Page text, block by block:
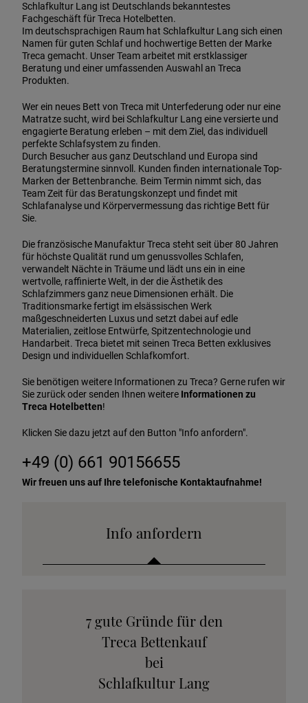
Schlafkultur Lang ist Deutschlands bekanntestes
Fachgeschäft für Treca Hotelbetten.
Im deutschsprachigen Raum hat Schlafkultur Lang sich einen
Namen für guten Schlaf und hochwertige Betten der Marke
Treca gemacht. Unser Team arbeitet mit erstklassiger
Beratung und einer umfassenden Auswahl an Treca
Produkten.
Wer ein neues Bett von Treca mit Unterfederung oder nur eine
Matratze sucht, wird bei Schlafkultur Lang eine versierte und
engagierte Beratung erleben – mit dem Ziel, das individuell
perfekte Schlafsystem zu finden.
Durch Besucher aus ganz Deutschland und Europa sind
Beratungstermine sinnvoll. Kunden finden internationale Top-
Marken der Bettenbranche. Beim Termin nimmt sich, das
Team Zeit für das Beratungskonzept und findet mit
Schlafanalyse und Körpervermessung das richtige Bett für
Sie.
Die französische Manufaktur Treca steht seit über 80 Jahren
für höchste Qualität rund um genussvolles Schlafen,
verwandelt Nächte in Träume und lädt uns ein in eine
wertvolle, raffinierte Welt, in der die Ästhetik des
Schlafzimmers ganz neue Dimensionen erhält. Die
Traditionsmarke fertigt im elsässischen Werk
maßgeschneiderten Luxus und setzt dabei auf edle
Materialien, zeitlose Entwürfe, Spitzentechnologie und
Handarbeit. Treca bietet mit seinen Treca Betten exklusives
Design und individuellen Schlafkomfort.
Sie benötigen weitere Informationen zu Treca? Gerne rufen wir
Sie zurück oder senden Ihnen weitere Informationen zu
Treca Hotelbetten!
Klicken Sie dazu jetzt auf den Button "Info anfordern".
+49 (0) 661 90156655
Wir freuen uns auf Ihre telefonische Kontaktaufnahme!
Info anfordern
Stoffkollektion anfordern
Telefonische Beratung anfordern
Angebot anfordern
7 gute Gründe für den
Treca Bettenkauf
bei
Schlafkultur Lang